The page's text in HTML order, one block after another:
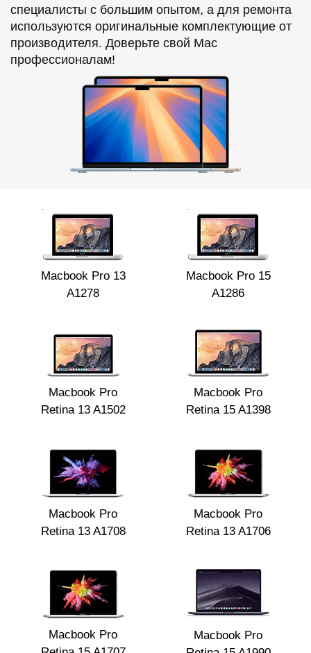
специалисты с большим опытом, а для ремонта
используются оригинальные комплектующие от
производителя. Доверьте свой Mac
профессионалам!
Macbook Pro 13
A1278
Macbook Pro 15
A1286
Macbook Pro
Retina 13 A1502
Macbook Pro
Retina 15 A1398
Macbook Pro
Retina 13 A1708
Macbook Pro
Retina 13 A1706
Macbook Pro
Macbook Pro